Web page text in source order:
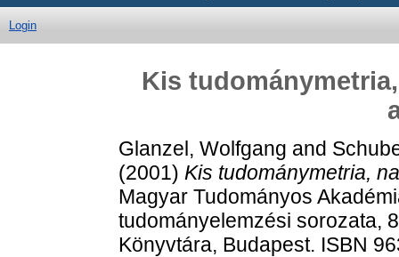
Login
Kis
Glanzel, Wolfgang and
(2001) Kis tudománymetria,
Magyar Tudományos
tudományelemzési sorozata,
Könyvtára, Budapest. ISBN